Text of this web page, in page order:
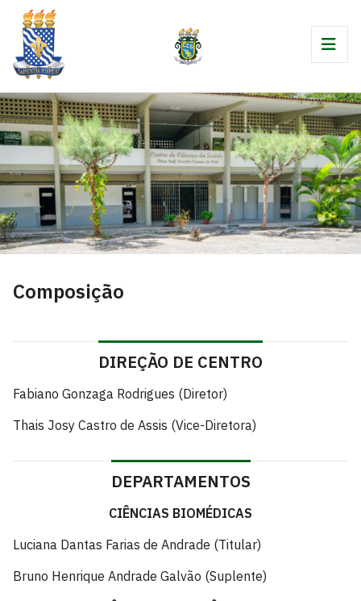
Composição
DIREÇÃO DE CENTRO
Fabiano Gonzaga Rodrigues (Diretor)
Thais Josy Castro de Assis (Vice-Diretora)
DEPARTAMENTOS
CIÊNCIAS BIOMÉDICAS
Luciana Dantas Farias de Andrade (Titular)
Bruno Henrique Andrade Galvão (Suplente)